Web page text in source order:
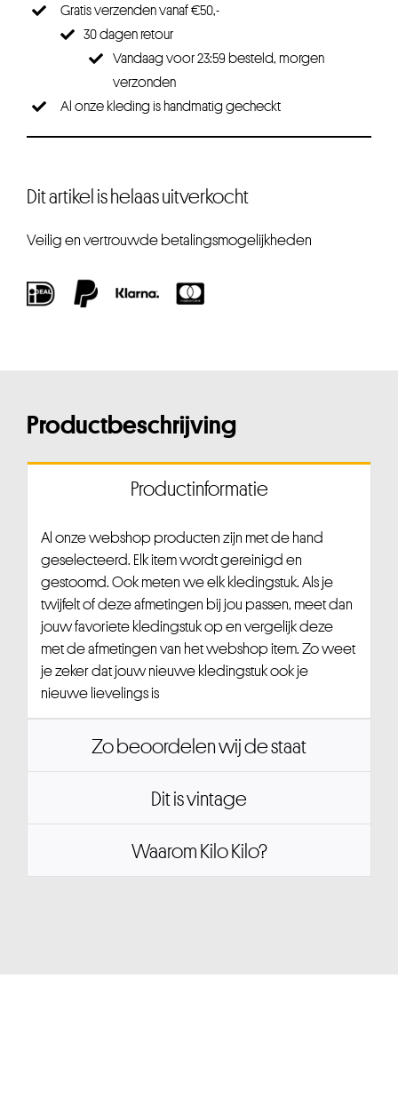
Gratis verzenden vanaf €50,-
30 dagen retour
Vandaag voor 23:59 besteld, morgen
verzonden
Al onze kleding is handmatig gecheckt
Dit artikel is helaas uitverkocht
Veilig en vertrouwde betalingsmogelijkheden
Productbeschrijving
Productinformatie
Al onze webshop producten zijn met de hand
geselecteerd. Elk item wordt gereinigd en
gestoomd. Ook meten we elk kledingstuk. Als je
twijfelt of deze afmetingen bij jou passen, meet dan
jouw favoriete kledingstuk op en vergelijk deze
met de afmetingen van het webshop item. Zo weet
je zeker dat jouw nieuwe kledingstuk ook je
nieuwe lievelings is
Zo beoordelen wij de staat
Dit is vintage
Waarom Kilo Kilo?